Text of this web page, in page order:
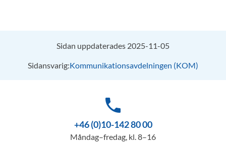
Sidan uppdaterades 2025-11-05
Sidansvarig:Kommunikationsavdelningen (KOM)
phone
+46 (0)10-142 80 00
Måndag–fredag, kl. 8–16